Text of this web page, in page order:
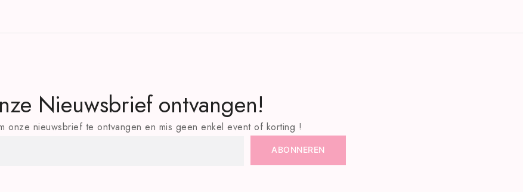
Nieuwsbrief ontvangen!
onze nieuwsbrief te ontvangen en mis geen enkel event of korting !
ABONNEREN